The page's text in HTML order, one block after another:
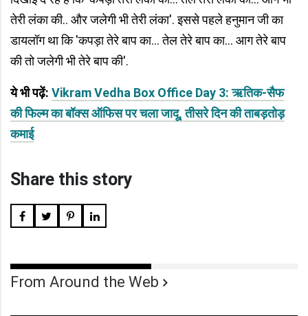
तेरी लंका की.. और जलेगी भी तेरी लंका'. इससे पहले हनुमान जी का
डायलॉग था कि 'कपड़ा तेरे बाप का... तेल तेरे बाप का... आग तेरे बाप
की तो जलेगी भी तेरे बाप की'.
ये भी पढ़ें: Vikram Vedha Box Office Day 3: ऋतिक-सैफ
की फिल्म का बॉक्स ऑफिस पर चला जादू, तीसरे दिन की ताबड़तोड़
कमाई
Share this story
From Around the Web